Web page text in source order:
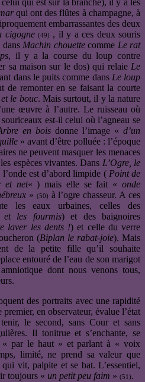
qui est sur la branche), il y a les
qui ont des flûtes à champagne, à
embarrassantes des deux
cigogne(49)
, il y a ces deux souris
dansMachin chouettecomme Le rat
, il y a la course du loup contre
sa maison sur le dos) qui relaie Le
dans le puits comme dans Le loup
de remonter en se faisant la courte
le bouc. Mais surtout, il y la nature
œuvre à l’autre. Le ruisseau où
est-il celui où l’agneau se
en bois donne l’image « d’un
» avant d’être polluée : l’époque
ne peuvent masquer les menaces
espèces vivantes. Dans L’Ogre, le
l’onde est d’abord limpide ( Point de
et net« ) mais elle se fait «onde
» (50) à l’ogre chasseur. A ces
les eaux urbaines, celles des
les fourmis) et des baignoires
laver les dents !) et celle du verre
(Biplan le rabat-joie). Mais
de la petite fille qu’il souhaite
entouré de l’eau de son marigot
dont nous venons tous,
des portraits avec une rapidité
en observateur, évalue l’état
le second, sans Cour et sans
Il tonitrue et s’enchante, se
« par le haut » et parlant à « voix
limité, ne prend sa valeur que
vit, palpite et se bat. L’essentiel,
toujours « un petit peu faim » (51).